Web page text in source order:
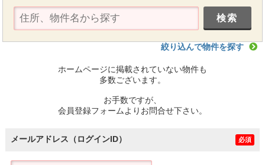
絞り込んで物件を探す
ホームページに掲載されていない物件も
多数ございます。
お手数ですが、
会員登録フォームよりお問合せ下さい。
メールアドレス（ログインID） 必須